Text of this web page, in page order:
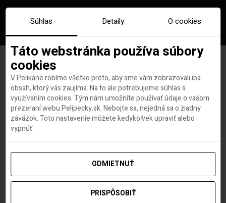
Značka:lipsko
Súhlas Detaily O cookies
Táto webstránka používa súbory
cookies
V Pelikáne robíme všetko preto, aby sme vám zobrazovali iba
obsah, ktorý vás zaujíma. Na to ale potrebujeme súhlas s
využívaním cookies. Tým nám umožníte používať údaje o vašom
prezeraní webu Pelipecky.sk. Nebojte sa, nejedná sa o žiadny
záväzok. Toto nastavenie môžete kedykoľvek upraviť alebo
vypnúť.
ODMIETNUŤ
PRISPÔSOBIŤ